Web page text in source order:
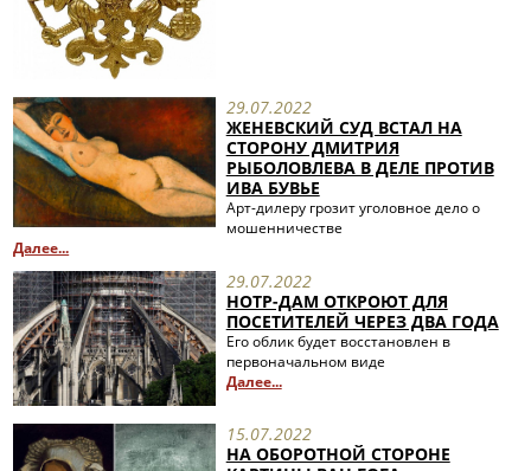
29.07.2022
ЖЕНЕВСКИЙ СУД ВСТАЛ НА
СТОРОНУ ДМИТРИЯ
РЫБОЛОВЛЕВА В ДЕЛЕ ПРОТИВ
ИВА БУВЬЕ
Арт-дилеру грозит уголовное дело о
мошенничестве
Далее...
29.07.2022
НОТР-ДАМ ОТКРОЮТ ДЛЯ
ПОСЕТИТЕЛЕЙ ЧЕРЕЗ ДВА ГОДА
Его облик будет восстановлен в
первоначальном виде
Далее...
15.07.2022
НА ОБОРОТНОЙ СТОРОНЕ